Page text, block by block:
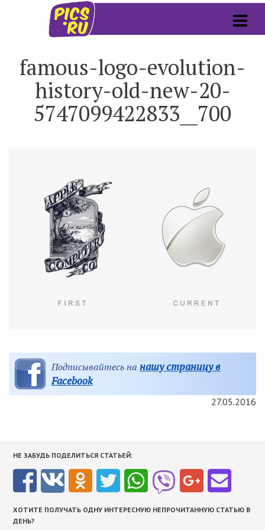
famous-logo-evolution-
history-old-new-20-
5747099422833__700
Подписывайтесь на нашу страницу в
Facebook
27.05.2016
НЕ ЗАБУДЬ ПОДЕЛИТЬСЯ СТАТЬЕЙ:
ХОТИТЕ ПОЛУЧАТЬ ОДНУ ИНТЕРЕСНУЮ НЕПРОЧИТАННУЮ СТАТЬЮ В
ДЕНЬ?